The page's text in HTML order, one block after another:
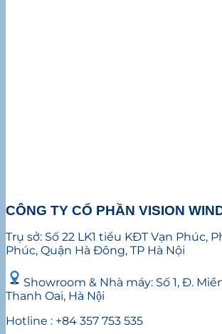
CÔNG TY CỔ PHẦN VISION
Trụ sở: Số 22 LK1 tiểu KĐT Vạn Phúc,
Phúc, Quận Hà Đông, TP Hà Nội
Showroom & Nhà máy: Số 1, Đ.
Thanh Oai, Hà Nội
Hotline : +84 357 753 535